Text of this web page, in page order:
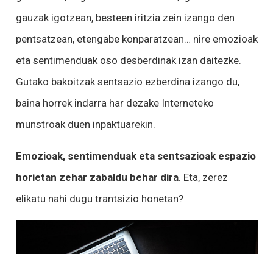
gauzak igotzean, besteen iritzia zein izango den
pentsatzean, etengabe konparatzean… nire emozioak
eta sentimenduak oso desberdinak izan daitezke.
Gutako bakoitzak sentsazio ezberdina izango du,
baina horrek indarra har dezake Interneteko
munstroak duen inpaktuarekin.
Emozioak, sentimenduak eta sentsazioak espazio
horietan zehar zabaldu behar dira. Eta, zerez
elikatu nahi dugu trantsizio honetan?